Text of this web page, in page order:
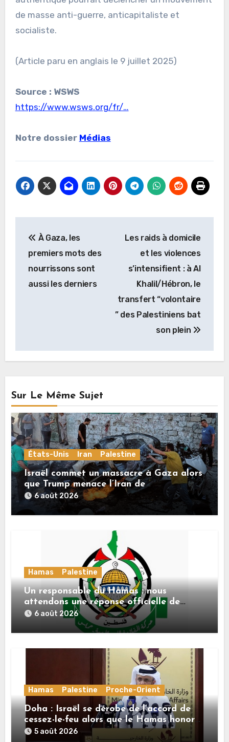
de masse anti-guerre, anticapitaliste et
socialiste.
(Article paru en anglais le 9 juillet 2025)
Source : WSWS
https://www.wsws.org/fr/…
Notre dossier Médias
de
l’article
À Gaza, les
premiers mots des
nourrissons sont
aussi les derniers
Les raids à domicile
et les violences
s’intensifient : à Al
Khalil/Hébron, le
transfert “volontaire
” des Palestiniens bat
son plein
Sur Le Même Sujet
États-Unis Iran Palestine
Israël commet un massacre à Gaza alors
que Trump menace l’Iran de
«décapitation»
6 août 2026
Hamas Palestine
Un responsable du Hamas : nous
attendons une réponse officielle de
Mladenov concernant la feuille de route
de la deuxième phase de l’accord
6 août 2026
Hamas Palestine Proche-Orient
Doha : Israël se dérobe de l’accord de
cessez-le-feu alors que le Hamas honore
ses engagements
5 août 2026